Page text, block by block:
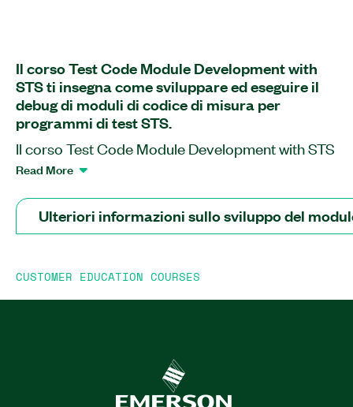
Il corso Test Code Module Development with
STS ti insegna come sviluppare ed eseguire il
debug di moduli di codice di misura per
programmi di test STS.
Il corso Test Code Module Development with STS
and LabVIEW introduce al Semiconductor Test
per la configurazione e il test dei programmi STS.
Dopo aver frequentato questo corso, saprai
personalizzati, creare test dal codice dello
strumento, creare fasi di test personalizzate e
di sottosistemi multisito e come eseguire
l'ottimizzazione e la distribuzione del programma
di test riducendo i tempi di test. Il corso Test
Read More
Ulteriori informazioni sullo sviluppo del
CUSTOMER EDUCATION COURSES